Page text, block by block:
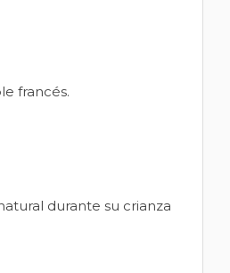
francés.
durante su crianza